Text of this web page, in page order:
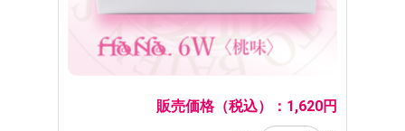
販売価格（税込）：1,620円